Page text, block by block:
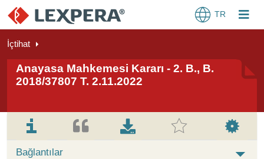
TR
İçtihat
Anayasa Mahkemesi Kararı - 2. B., B.
2018/37807 T. 2.11.2022
Bağlantılar